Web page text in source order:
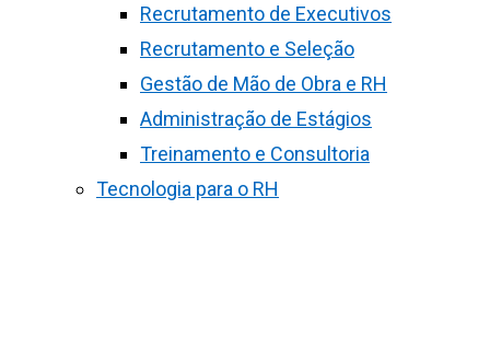
Recrutamento de Executivos
Recrutamento e Seleção
Gestão de Mão de Obra e RH
Administração de Estágios
Treinamento e Consultoria
Tecnologia para o RH